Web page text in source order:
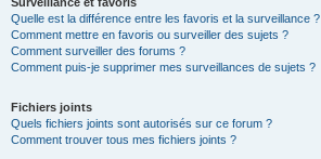
Quelle est la différence entre les favoris et la surveillance ?
Comment mettre en favoris ou surveiller des sujets ?
Comment surveiller des forums ?
Comment puis-je supprimer mes surveillances de sujets ?
Fichiers joints
Quels fichiers joints sont autorisés sur ce forum ?
Comment trouver tous mes fichiers joints ?